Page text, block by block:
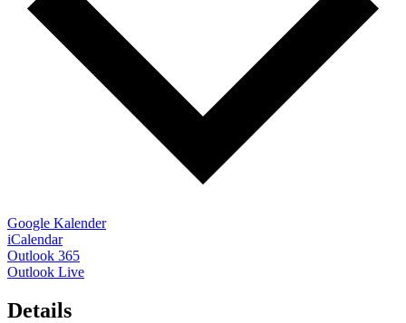
Google Kalender
iCalendar
Outlook 365
Outlook Live
Details